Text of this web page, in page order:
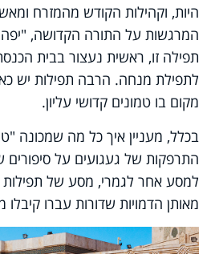
היות, וקהילות הקודש מהמזרח
המרגשות על התורה הקדושה,
תפילה זו, ראשית נעצור בבית
לתפילת מנחה. הרבה תפילות יש
מקום בו טמונים קדושי עליון.
בכלל, מעניין איך כל מה שמכונה
התרפקות של געגועים על סיפורים
למסע אחר לגמרי, מסע של תפילות
מאותן הדמויות שדורות עברו